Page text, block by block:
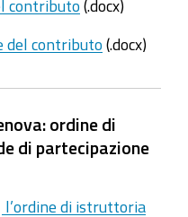
contributo (.docx)
del contributo (.docx)
ordine di
di partecipazione
l’ordine di istruttoria